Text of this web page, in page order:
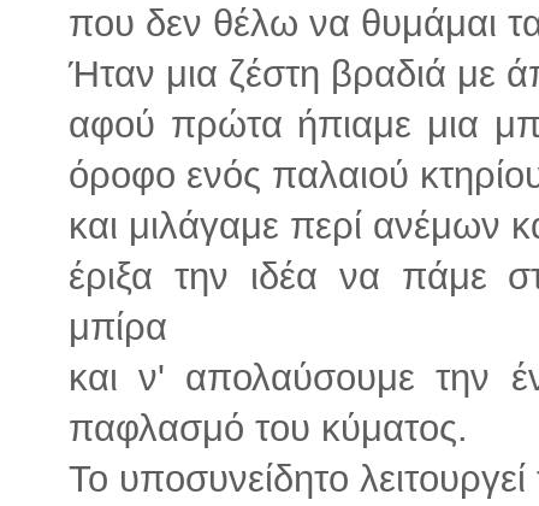
που δεν θέλω να θυμάμαι
Ήταν μια ζέστη βραδιά με
αφού πρώτα ήπιαμε μια
όροφο ενός παλαιού
και μιλάγαμε περί ανέμων
έριξα την ιδέα να πάμε
μπίρα
και ν' απολαύσουμε την
παφλασμό του κύματος.
Το υποσυνείδητο